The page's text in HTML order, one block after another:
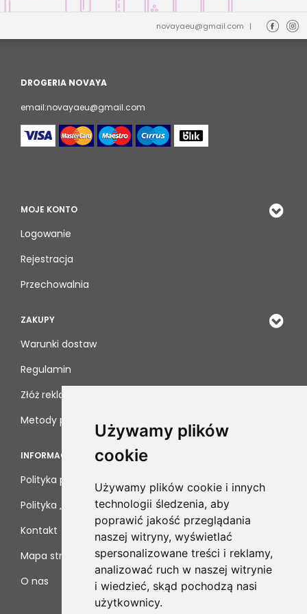
Używamy plików
cookie
Używamy plików cookie i innych
technologii śledzenia, aby
poprawić jakość przeglądania
naszej witryny, wyświetlać
spersonalizowane treści i reklamy,
analizować ruch w naszej witrynie
i wiedzieć, skąd pochodzą nasi
użytkownicy.
novayaeu@gmail.com |
DROGERIA NOVAYA
email:novayaeu@gmail.com
MOJE KONTO
Logowanie
Rejestracja
Przechowalnia
ZAKUPY
Warunki dostaw
Regulamin
Złóż reklamację
Metody płatności
INFORMACJE
Polityka prywatności
Polityka „cookies”
Kontakt
Mapa strony
O nas